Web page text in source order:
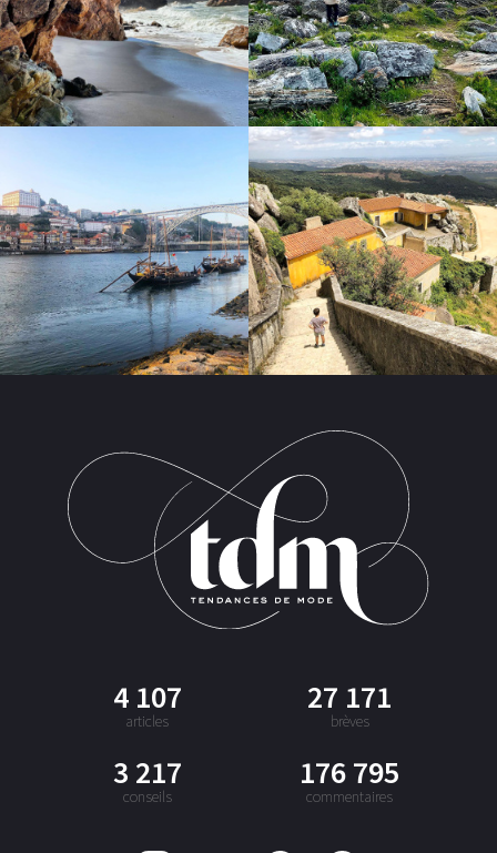
4 107
articles
27 171
brèves
3 217
conseils
176 795
commentaires